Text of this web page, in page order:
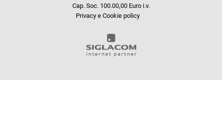
Cap. Soc. 100.00,00 Euro i.v.
Privacy e Cookie policy